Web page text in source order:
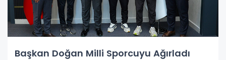
Başkan Doğan Milli Sporcuyu Ağırladı